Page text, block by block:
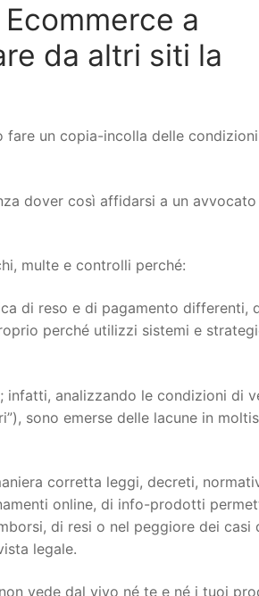
a
da altri siti la
fare un copia-incolla delle
dover così affidarsi a un avvocato
multe e controlli perché:
di reso e di pagamento differenti,
perché utilizzi sistemi e
infatti, analizzando le condizioni di
sono emerse delle lacune in
corretta leggi, decreti,
online, di info-prodotti
di resi o nel peggiore dei casi
legale.
vede dal vivo né te e né i tuoi